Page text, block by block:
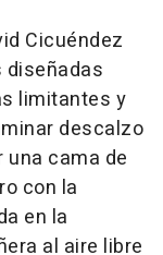
Cicuéndez
limitantes y
descalzo
cama de
con la
en la
al aire libre